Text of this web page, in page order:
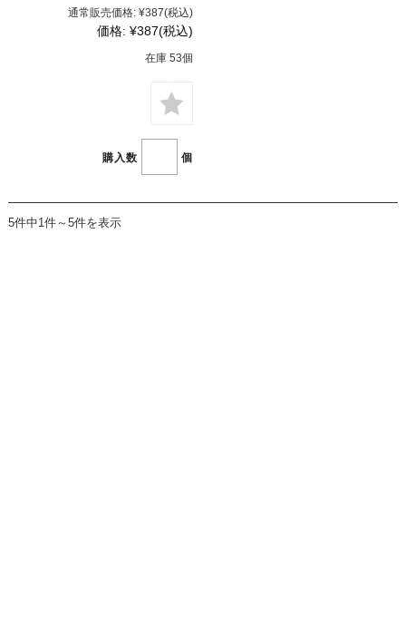
通常販売価格: ¥387(税込)
価格: ¥387(税込)
在庫 53個
購入数 個
5件中1件～5件を表示